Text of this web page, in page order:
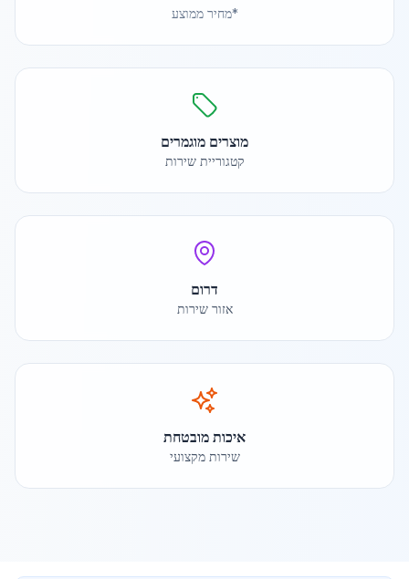
*מחיר ממוצע
מוצרים מוגמרים
קטגוריית שירות
דרום
אזור שירות
איכות מובטחת
שירות מקצועי